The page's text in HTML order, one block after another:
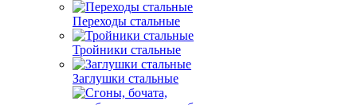
Переходы стальные
Тройники стальные
Заглушки стальные